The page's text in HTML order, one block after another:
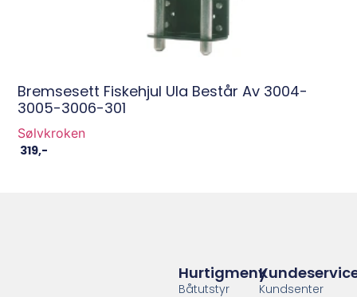
Bremsesett Fiskehjul Ula Består Av 3004-
3005-3006-301
Sølvkroken
319,-
Kundsenter
Hurtigmeny
Båtutstyr